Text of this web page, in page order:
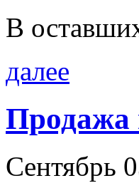
В
далее
Продажа
Сентябрь